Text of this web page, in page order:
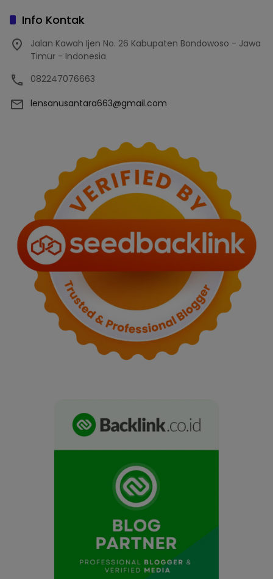
Info Kontak
Jalan Kawah Ijen No. 26 Kabupaten Bondowoso - Jawa
Timur - Indonesia
082247076663
lensanusantara663@gmail.com